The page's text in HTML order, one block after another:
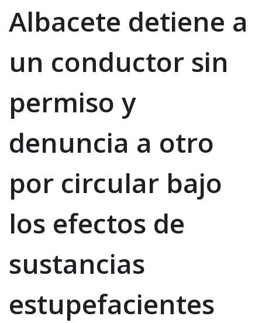
Albacete detiene a
un conductor sin
permiso y
denuncia a otro
por circular bajo
los efectos de
sustancias
estupefacientes